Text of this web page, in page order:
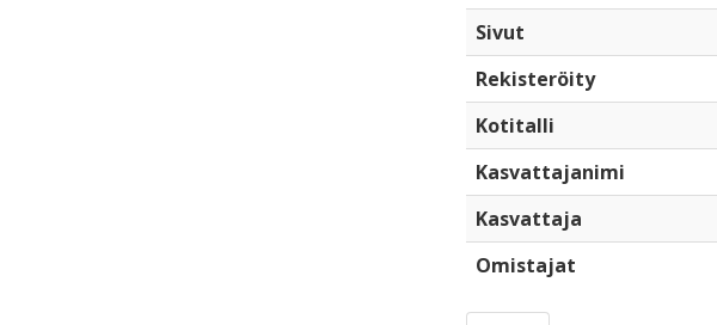
Sivut
Rekisteröity
Kotitalli
Kasvattajanimi
Kasvattaja
Omistajat